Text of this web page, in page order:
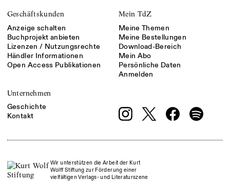
Geschäftskunden
Anzeige schalten
Buchprojekt anbieten
Lizenzen / Nutzungsrechte
Händler Informationen
Open Access Publikationen
Mein TdZ
Meine Themen
Meine Bestellungen
Download-Bereich
Mein Abo
Persönliche Daten
Anmelden
Unternehmen
Geschichte
Kontakt
Wir unterstützen die Arbeit der Kurt
Wolff Stiftung zur Förderung einer
vielfältigen Verlags- und Literaturszene